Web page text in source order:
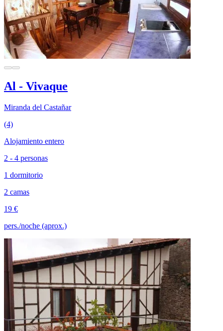
Al - Vivaque
Miranda del Castañar
(4)
Alojamiento entero
2 - 4 personas
1 dormitorio
2 camas
19 €
pers./noche (aprox.)